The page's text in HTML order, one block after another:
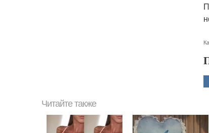
Читайте также